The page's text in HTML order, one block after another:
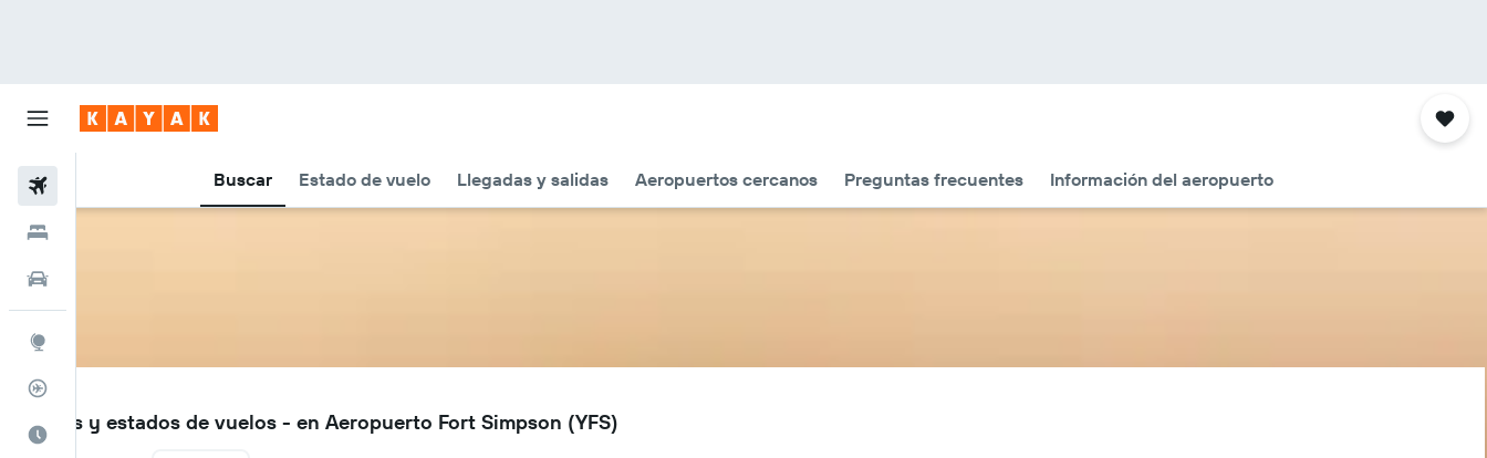
Buscar Estado de vuelo Llegadas y salidas Aeropuertos cercanos Preguntas frecuentes Información del aeropuerto
Cuándo ir
YFS
Vuelos y estados de vuelos - en Aeropuerto Fort Simpson (YFS)